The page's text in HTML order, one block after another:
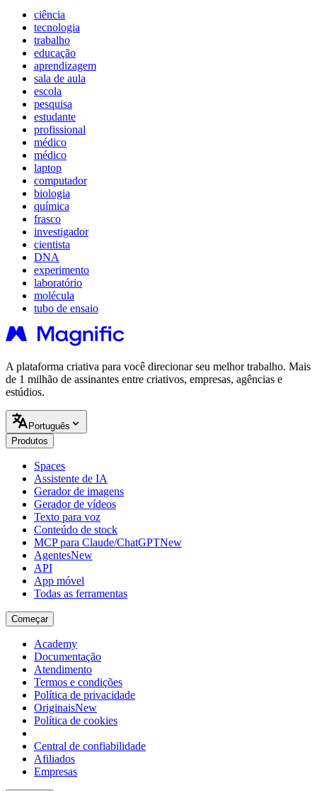
ciência
tecnologia
trabalho
educação
aprendizagem
sala de aula
escola
pesquisa
estudante
profissional
médico
médico
laptop
computador
biologia
química
frasco
investigador
cientista
DNA
experimento
laboratório
molécula
tubo de ensaio
A plataforma criativa para você direcionar seu melhor trabalho. Mais
de 1 milhão de assinantes entre criativos, empresas, agências e
estúdios.
Português
Produtos
Spaces
Assistente de IA
Gerador de imagens
Gerador de vídeos
Texto para voz
Conteúdo de stock
MCP para Claude/ChatGPTNew
AgentesNew
API
App móvel
Todas as ferramentas
Começar
Academy
Documentação
Atendimento
Termos e condições
Política de privacidade
OriginaisNew
Política de cookies
Central de confiabilidade
Afiliados
Empresas